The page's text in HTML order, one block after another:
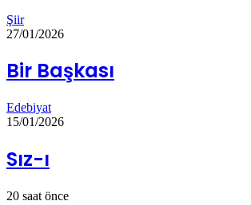
Şiir
27/01/2026
Bir Başkası
Edebiyat
15/01/2026
Sız-ı
20 saat önce